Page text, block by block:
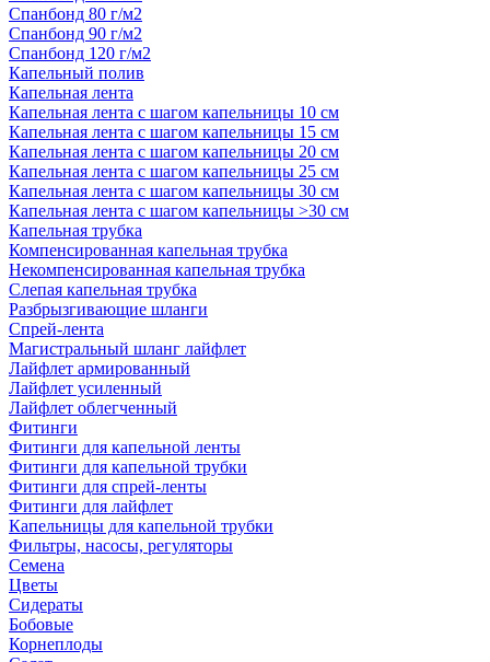
Спанбонд 80 г/м2
Спанбонд 90 г/м2
Спанбонд 120 г/м2
Капельный полив
Капельная лента
Капельная лента с шагом капельницы 10 см
Капельная лента с шагом капельницы 15 см
Капельная лента с шагом капельницы 20 см
Капельная лента с шагом капельницы 25 см
Капельная лента с шагом капельницы 30 см
Капельная лента с шагом капельницы >30 см
Капельная трубка
Компенсированная капельная трубка
Некомпенсированная капельная трубка
Слепая капельная трубка
Разбрызгивающие шланги
Спрей-лента
Магистральный шланг лайфлет
Лайфлет армированный
Лайфлет усиленный
Лайфлет облегченный
Фитинги
Фитинги для капельной ленты
Фитинги для капельной трубки
Фитинги для спрей-ленты
Фитинги для лайфлет
Капельницы для капельной трубки
Фильтры, насосы, регуляторы
Семена
Цветы
Сидераты
Бобовые
Корнеплоды